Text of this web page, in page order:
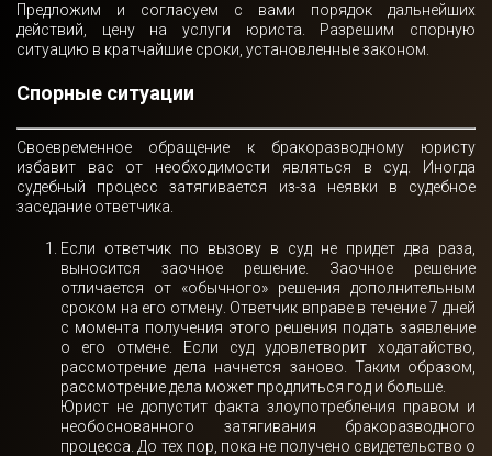
Предложим и согласуем с вами порядок дальнейших
действий, цену на услуги юриста. Разрешим спорную
ситуацию в кратчайшие сроки, установленные законом.
Спорные ситуации
Своевременное обращение к бракоразводному юристу
избавит вас от необходимости являться в суд. Иногда
судебный процесс затягивается из-за неявки в судебное
заседание ответчика.
Если ответчик по вызову в суд не придет два раза,
выносится заочное решение. Заочное решение
отличается от «обычного» решения дополнительным
сроком на его отмену. Ответчик вправе в течение 7 дней
с момента получения этого решения подать заявление
о его отмене. Если суд удовлетворит ходатайство,
рассмотрение дела начнется заново. Таким образом,
рассмотрение дела может продлиться год и больше.
Юрист не допустит факта злоупотребления правом и
необоснованного затягивания бракоразводного
процесса. До тех пор, пока не получено свидетельство о
Отправить